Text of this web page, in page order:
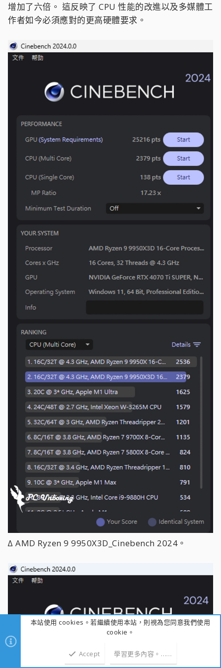
增加了六倍。 這反映了 CPU 性能的改進以及多媒體工
作者如今必須應對的更高硬體要求。
∆ AMD Ryzen 9 9950X3D_Cinebench 2024。
本站使用 cookies。若繼續使用本站，則視為您同意我們使用
cookie。
Accept 學習更多內容。……